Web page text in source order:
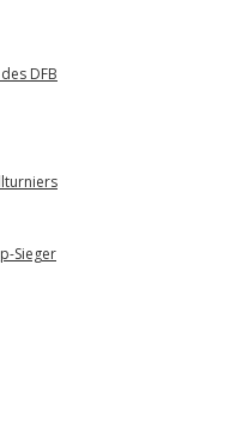
DFB
Sieger